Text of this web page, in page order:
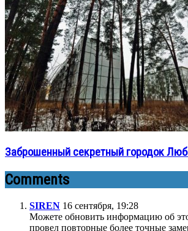
Заброшенный секретный городок
Comments
SIREN 16 сентября, 19:28
Можете обновить информацию об
провел повторные более точные